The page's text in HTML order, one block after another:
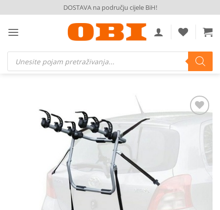
to
content
DOSTAVA na području cijele BiH!
Products
search
Dodaj
želja